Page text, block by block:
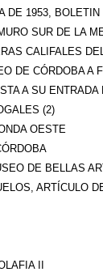
DE 1953, BOLETIN
SUR DE LA
CALIFALES
DE CÓRDOBA A
A SU ENTRADA
(2)
OESTE
DE BELLAS
ARTÍCULO
II